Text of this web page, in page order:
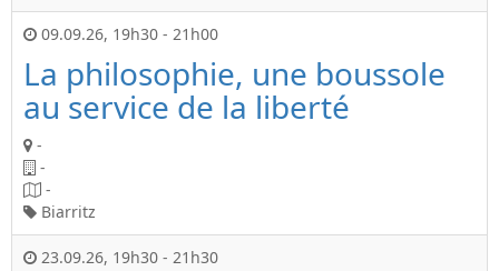
09.09.26, 19h30 - 21h00
La philosophie, une boussole
au service de la liberté
-
-
-
Biarritz
23.09.26, 19h30 - 21h30